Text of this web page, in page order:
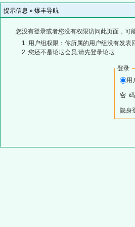
提示信息 » 爆丰导航
您没有登录或者您没有权限访问此页面，可
用户组权限：你所属的用户组没有发表
您还不是论坛会员,请先登录论坛
登录
用
密 码
隐身